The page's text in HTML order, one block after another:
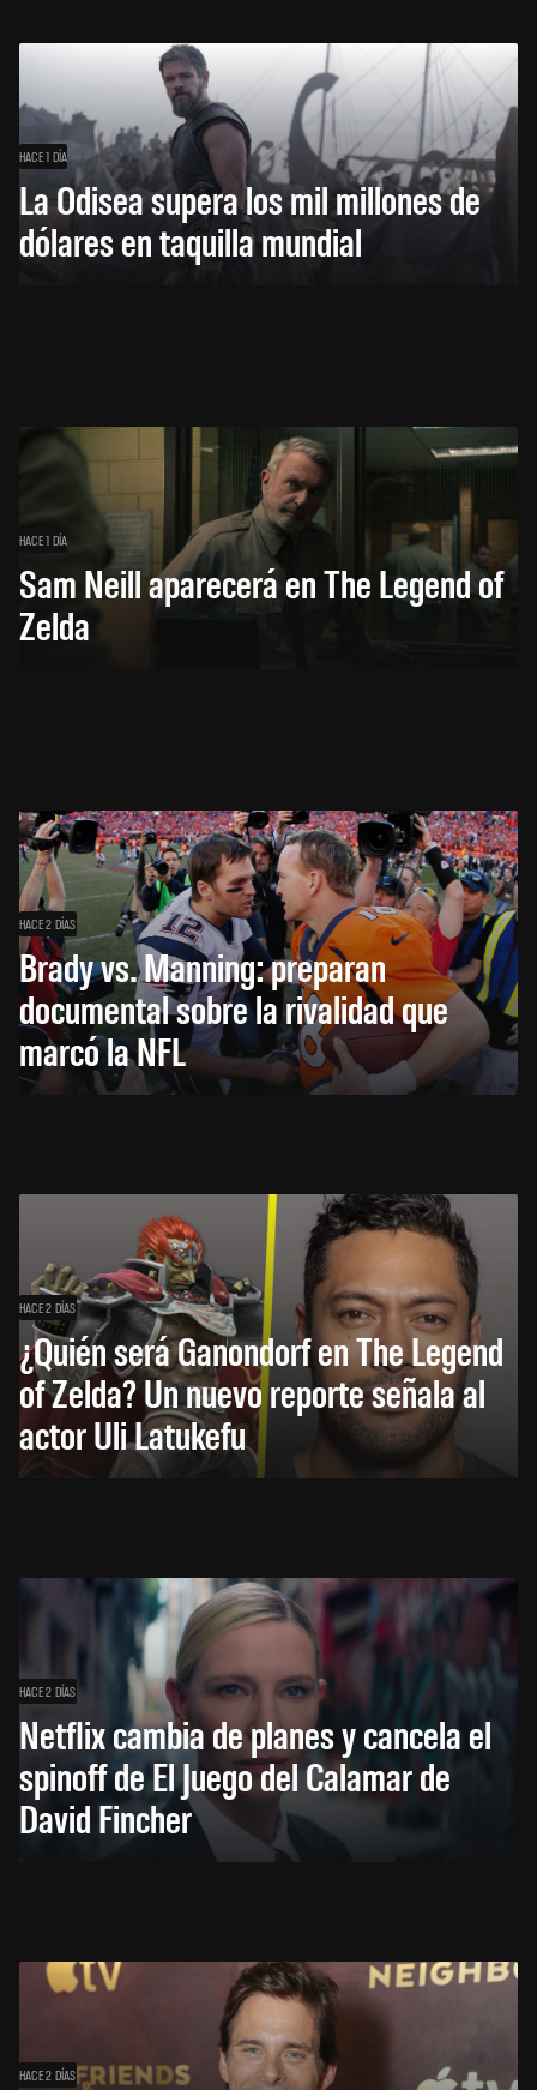
HACE 1 DÍA
La Odisea supera los mil millones de
dólares en taquilla mundial
HACE 1 DÍA
Sam Neill aparecerá en The Legend of
Zelda
HACE 2 DÍAS
Brady vs. Manning: preparan
documental sobre la rivalidad que
marcó la NFL
HACE 2 DÍAS
¿Quién será Ganondorf en The Legend
of Zelda? Un nuevo reporte señala al
actor Uli Latukefu
HACE 2 DÍAS
Netflix cambia de planes y cancela el
spinoff de El Juego del Calamar de
David Fincher
HACE 2 DÍAS